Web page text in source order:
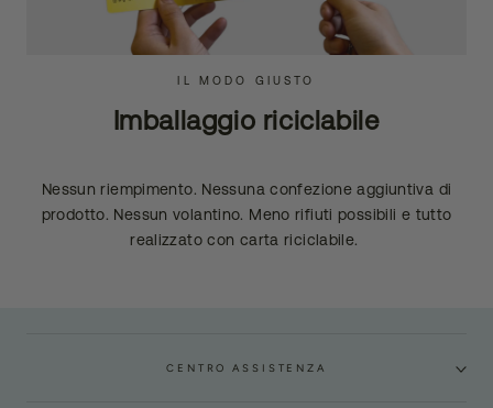
IL MODO GIUSTO
Imballaggio riciclabile
Nessun riempimento. Nessuna confezione aggiuntiva di
prodotto. Nessun volantino. Meno rifiuti possibili e tutto
realizzato con carta riciclabile.
CENTRO ASSISTENZA